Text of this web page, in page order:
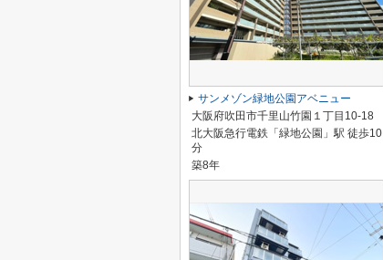
サンメゾン緑地公園アベニュー
大阪府吹田市千里山竹園１丁目10-18
北大阪急行電鉄「緑地公園」駅 徒歩10
分
築8年